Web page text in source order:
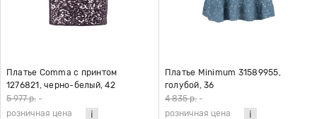
Платье Comma с принтом
1276821, черно-белый, 42
5 977 р. -
розничная цена
Платье Minimum 31589955,
голубой, 36
4 835 р. -
розничная цена